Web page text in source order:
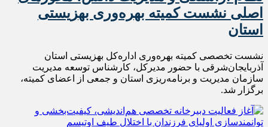
اصلی نشست کمیته بهره‌وری بهزیستی
استان
نشست تخصصی کمیته بهره‌وری اداره‌کل بهزیستی استان
آذربایجان‌شرقی با حضور مدیرکل، کارشناس توسعه مدیریت
سازمان مدیریت و برنامه‌ریزی استان و جمعی از اعضای کمیته،
برگزار شد.